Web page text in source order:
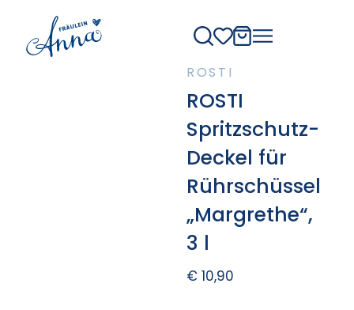
ROSTI
ROSTI
Spritzschutz-
Deckel für
Rührschüssel
„Margrethe“,
3 l
€10,90